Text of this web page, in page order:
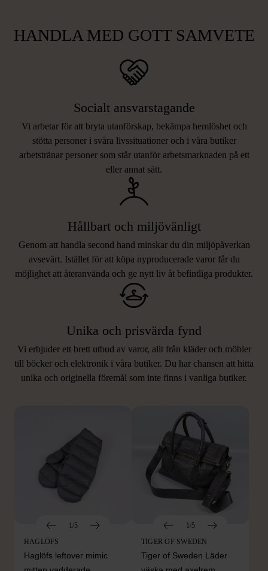
HANDLA MED GOTT SAMVETE
Socialt ansvarstagande
Vi arbetar för att bryta utanförskap, bekämpa hemlöshet och
stötta personer i svåra livssituationer och i våra butiker
arbetstränar personer som står utanför arbetsmarknaden på ett
eller annat sätt.
Hållbart och miljövänligt
Genom att handla second hand minskar du din miljöpåverkan
avsevärt. Istället för att köpa nyproducerade varor får du
möjlighet att återanvända och ge nytt liv åt befintliga produkter.
Unika och prisvärda fynd
Vi erbjuder ett brett utbud av varor, allt från kläder och möbler
till böcker och elektronik i våra butiker. Du har chansen att hitta
unika och originella föremål som inte finns i vanliga butiker.
LIKNANDE PRODUKTER
Hitta produkter som påminner om denna
1/5
HAGLÖFS
Haglöfs leftover mimic
1/5
TIGER OF SWEDEN
Tiger of Sweden Läder